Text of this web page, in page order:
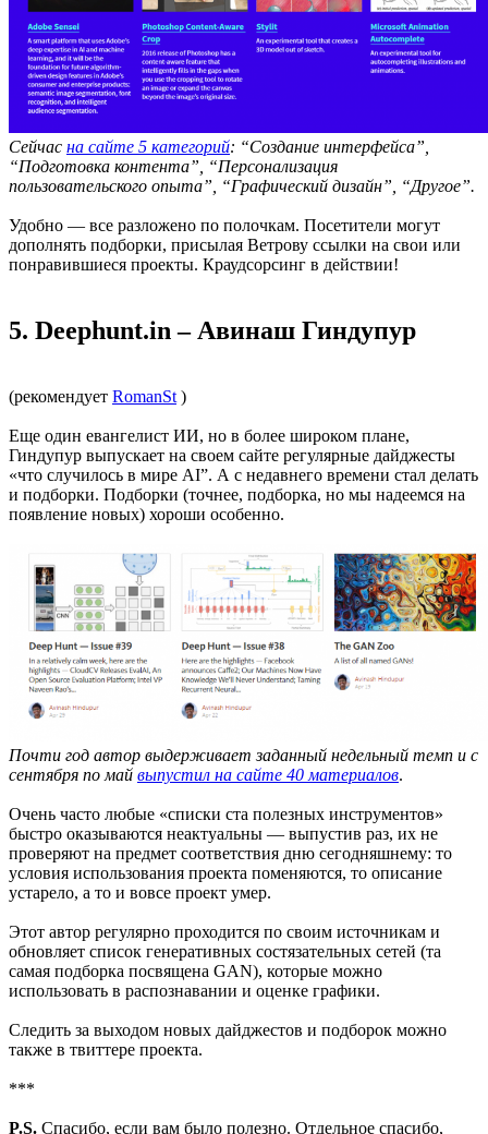
Сейчас на сайте 5 категорий: “Создание интерфейса”,
“Подготовка контента”, “Персонализация
пользовательского опыта”, “Графический дизайн”, “Другое”.
Удобно — все разложено по полочкам. Посетители могут
дополнять подборки, присылая Ветрову ссылки на свои или
понравившиеся проекты. Краудсорсинг в действии!
5. Deephunt.in – Авинаш Гиндупур
(рекомендует RomanSt )
Еще один евангелист ИИ, но в более широком плане,
Гиндупур выпускает на своем сайте регулярные дайджесты
«что случилось в мире AI”. А с недавнего времени стал делать
и подборки. Подборки (точнее, подборка, но мы надеемся на
появление новых) хороши особенно.
Почти год автор выдерживает заданный недельный темп и с
сентября по май выпустил на сайте 40 материалов.
Очень часто любые «списки ста полезных инструментов»
быстро оказываются неактуальны — выпустив раз, их не
проверяют на предмет соответствия дню сегодняшнему: то
условия использования проекта поменяются, то описание
устарело, а то и вовсе проект умер.
Этот автор регулярно проходится по своим источникам и
обновляет список генеративных состязательных сетей (та
самая подборка посвящена GAN), которые можно
использовать в распознавании и оценке графики.
Следить за выходом новых дайджестов и подборок можно
также в твиттере проекта.
***
P.S. Спасибо, если вам было полезно. Отдельное спасибо,